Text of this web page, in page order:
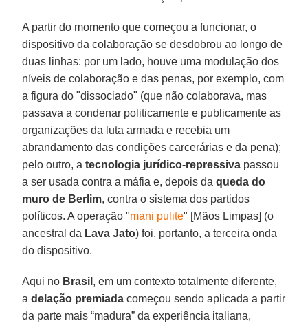
A partir do momento que começou a funcionar, o
dispositivo da colaboração se desdobrou ao longo de
duas linhas: por um lado, houve uma modulação dos
níveis de colaboração e das penas, por exemplo, com
a figura do "dissociado" (que não colaborava, mas
passava a condenar politicamente e publicamente as
organizações da luta armada e recebia um
abrandamento das condições carcerárias e da pena);
pelo outro, atecnologia jurídico-repressiva passou
a ser usada contra a máfia e, depois daqueda do
muro de Berlim, contra o sistema dos partidos
políticos. A operação "mani pulite" [Mãos Limpas] (o
ancestral da Lava Jato) foi, portanto, a terceira onda
do dispositivo.
Aqui no Brasil , em um contexto totalmente diferente,
a delação premiada começou sendo aplicada a partir
da parte mais “madura” da experiência italiana,